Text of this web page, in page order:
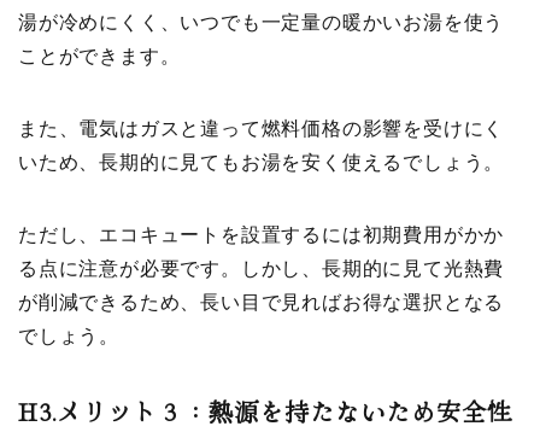
湯が冷めにくく、いつでも一定量の暖かいお湯を使う
ことができます。
また、電気はガスと違って燃料価格の影響を受けにく
いため、長期的に見てもお湯を安く使えるでしょう。
ただし、エコキュートを設置するには初期費用がかか
る点に注意が必要です。しかし、長期的に見て光熱費
が削減できるため、長い目で見ればお得な選択となる
でしょう。
H3.メリット３：熱源を持たないため安全性